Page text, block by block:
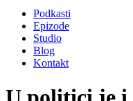
Podkasti
Epizode
Studio
Blog
Kontakt